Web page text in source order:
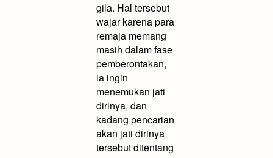
gila. Hal tersebut
wajar karena para
remaja memang
masih dalam fase
pemberontakan,
ia ingin
menemukan jati
dirinya, dan
kadang pencarian
akan jati dirinya
tersebut ditentang